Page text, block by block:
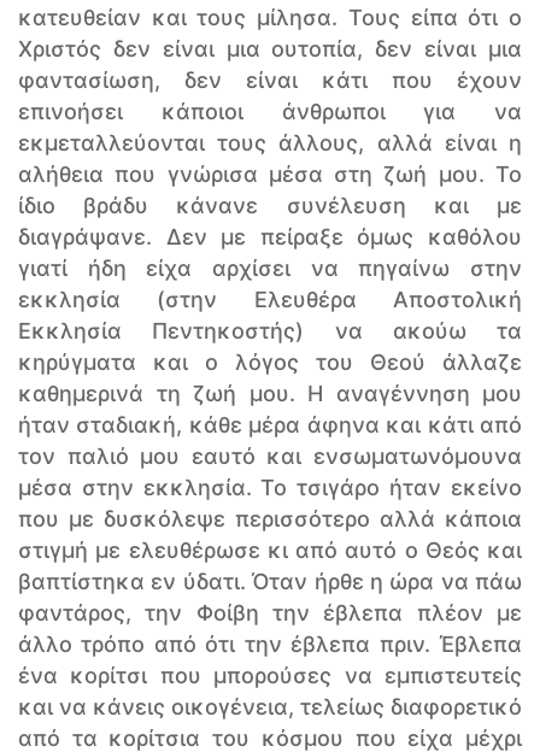
κατευθείαν και τους μίλησα. Τους είπα ότι ο
Χριστός δεν είναι μια ουτοπία, δεν είναι μια
φαντασίωση, δεν είναι κάτι που έχουν
επινοήσει κάποιοι άνθρωποι για να
εκμεταλλεύονται τους άλλους, αλλά είναι η
αλήθεια που γνώρισα μέσα στη ζωή μου. Το
ίδιο βράδυ κάνανε συνέλευση και με
διαγράψανε. Δεν με πείραξε όμως καθόλου
γιατί ήδη είχα αρχίσει να πηγαίνω στην
εκκλησία (στην Ελευθέρα Αποστολική
Εκκλησία Πεντηκοστής) να ακούω τα
κηρύγματα και ο λόγος του Θεού άλλαζε
καθημερινά τη ζωή μου. Η αναγέννηση μου
ήταν σταδιακή, κάθε μέρα άφηνα και κάτι από
τον παλιό μου εαυτό και ενσωματωνόμουνα
μέσα στην εκκλησία. Το τσιγάρο ήταν εκείνο
που με δυσκόλεψε περισσότερο αλλά κάποια
στιγμή με ελευθέρωσε κι από αυτό ο Θεός και
βαπτίστηκα εν ύδατι. Όταν ήρθε η ώρα να πάω
φαντάρος, την Φοίβη την έβλεπα πλέον με
άλλο τρόπο από ότι την έβλεπα πριν. Έβλεπα
ένα κορίτσι που μπορούσες να εμπιστευτείς
και να κάνεις οικογένεια, τελείως διαφορετικό
από τα κορίτσια του κόσμου που είχα μέχρι